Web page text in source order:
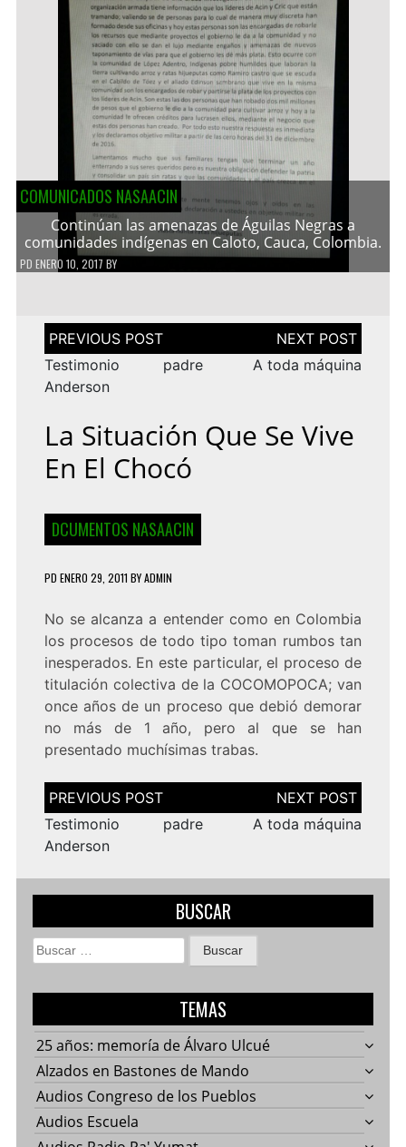
COMUNICADOS NASAACIN
Continúan las amenazas de Águilas Negras a
comunidades indígenas en Caloto, Cauca, Colombia.
PD ENERO 10, 2017 BY
Navegación
de
entradas
Testimonio padre
Anderson
A toda máquina
La Situación Que Se Vive
En El Chocó
DCUMENTOS NASAACIN
PD ENERO 29, 2011 BYADMIN
No se alcanza a entender como en Colombia
los procesos de todo tipo toman rumbos tan
inesperados. En este particular, el proceso de
titulación colectiva de la COCOMOPOCA; van
once años de un proceso que debió demorar
no más de 1 año, pero al que se han
presentado muchísimas trabas.
Navegación
de
entradas
Testimonio padre
Anderson
A toda máquina
BUSCAR
Buscar:
TEMAS
25 años: memoría de Álvaro Ulcué
Alzados en Bastones de Mando
Audios Congreso de los Pueblos
Audios Escuela